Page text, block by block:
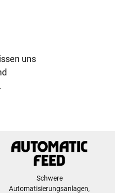
uns
Schwere
Automatisierungsanlagen,